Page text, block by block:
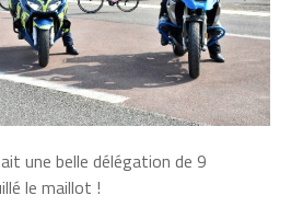
une belle délégation de 9
le maillot !